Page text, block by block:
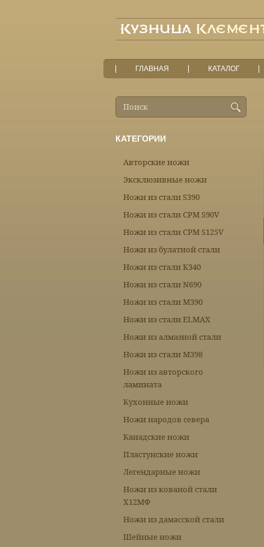
ГЛАВНАЯ КАТАЛОГ
КАТЕГОРИИ
Авторские ножи
Эксклюзивные ножи
Ножи из стали S390
Ножи из стали CPM S90V
Ножи из стали CPM S125V
Ножи из булатной стали
Ножи из стали К340
Ножи из стали N690
Ножи из стали М390
Ножи из стали ELMAX
Ножи из алмазной стали
Ножи из стали М398
Ножи из авторского
ламината
Кухонные ножи
Ножи народов севера
Канадские ножи
Пластунские ножи
Легендарные ножи
Ножи из кованой стали
Х12МФ
Ножи из дамасской стали
Шейные ножи